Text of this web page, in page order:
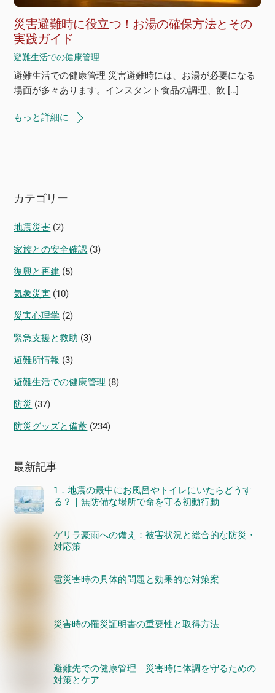
災害避難時に役立つ！お湯の確保方法とその
実践ガイド
避難生活での健康管理
避難生活での健康管理 災害避難時には、お湯が必要になる
場面が多々あります。インスタント食品の調理、飲 […]
もっと詳細に
カテゴリー
地震災害 (2)
家族との安全確認 (3)
復興と再建 (5)
気象災害 (10)
災害心理学 (2)
緊急支援と救助 (3)
避難所情報 (3)
避難生活での健康管理 (8)
防災 (37)
防災グッズと備蓄 (234)
最新記事
1．地震の最中にお風呂やトイレにいたらどうす
る？｜無防備な場所で命を守る初動行動
ゲリラ豪雨への備え：被害状況と総合的な防災・
対応策
雹災害時の具体的問題と効果的な対策案
災害時の罹災証明書の重要性と取得方法
避難先での健康管理｜災害時に体調を守るための
対策とケア